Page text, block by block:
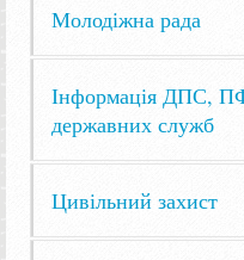
Молодіжна рада
Інформація ДПС,
державних служб
Цивільний захист